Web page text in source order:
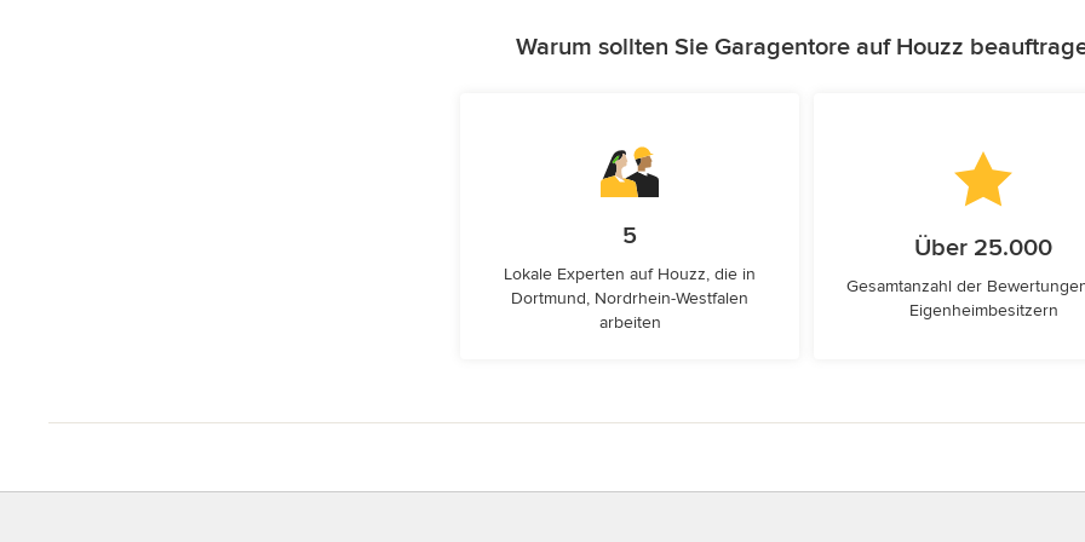
Warum sollten Sie Garagentore auf Houzz
5
Lokale Experten auf Houzz, die in
Dortmund, Nordrhein-Westfalen
arbeiten
Über 25.000
Gesamtanzahl der
Eigenheimbesitzern